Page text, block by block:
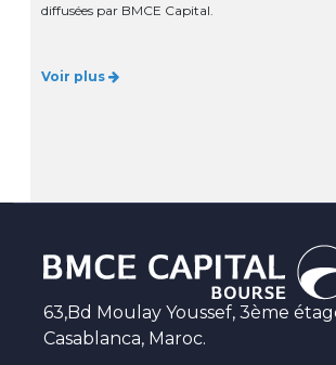
diffusées par BMCE Capital.
Voir plus
63,Bd Moulay Youssef, 3ème
Casablanca, Maroc.